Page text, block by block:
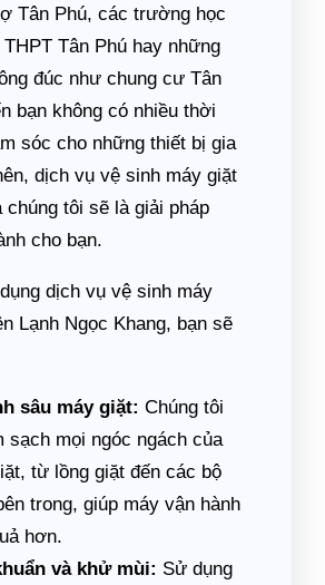
Tân Phú, các trường học
Tân Phú hay những
đúc như chung cư Tân
bạn không có nhiều thời
sóc cho những thiết bị gia
dịch vụ vệ sinh máy giặt
chúng tôi sẽ là giải pháp
cho bạn.
dịch vụ vệ sinh máy
Lạnh Ngọc Khang, bạn sẽ
sâu máy giặt: Chúng tôi
sạch mọi ngóc ngách của
từ lồng giặt đến các bộ
trong, giúp máy vận hành
hơn.
và khử mùi: Sử dụng